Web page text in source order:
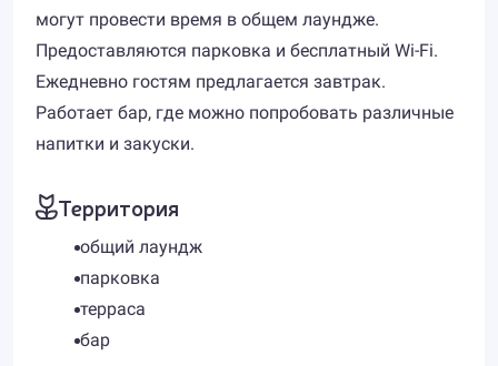
могут провести время в общем лаундже.
Предоставляются парковка и бесплатный Wi-Fi.
Ежедневно гостям предлагается завтрак.
Работает бар, где можно попробовать различные
напитки и закуски.
Территория
общий лаундж
парковка
терраса
бар